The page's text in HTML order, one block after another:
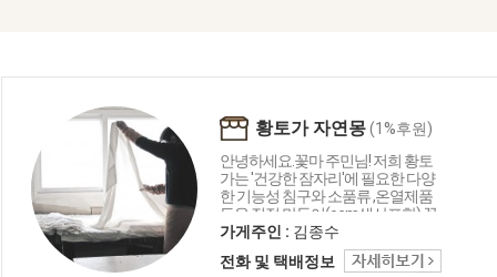
황토가 자연몽(1%후원)
안녕하세요.꽃마 주민님! 저희 황토
가는 '건강한 잠자리'에 필요한 다양
한 기능성 침구와 소품류 ,온열제품
등을 직접 만들어(oem생산포함) 꽃
마를 비롯한 국내 유수의 유기농관
련 조합,매장 등에 제품을 공급하는
회사입니다. 2007년부터 꽃마와 따
가게주인 : 김종수
전화 및 택배정보